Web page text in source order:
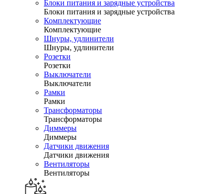
Блоки питания и зарядные устройства
Блоки питания и зарядные устройства
Комплектующие
Комплектующие
Шнуры, удлинители
Шнуры, удлинители
Розетки
Розетки
Выключатели
Выключатели
Рамки
Рамки
Трансформаторы
Трансформаторы
Диммеры
Диммеры
Датчики движения
Датчики движения
Вентиляторы
Вентиляторы